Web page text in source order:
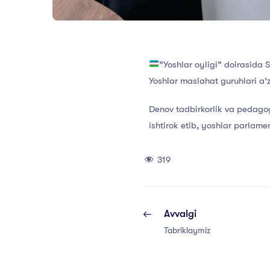
”Yoshlar oyligi” doirasida
Yoshlar maslahat guruhlari
Denov tadbirkorlik va
ishtirok etib, yoshlar
319
Avvalgi
Tabriklaymiz